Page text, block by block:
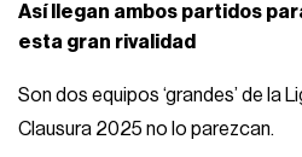
Así llegan ambos partidos
esta gran rivalidad
Son dos equipos ‘grandes’ de la
Clausura 2025 no lo parezcan.